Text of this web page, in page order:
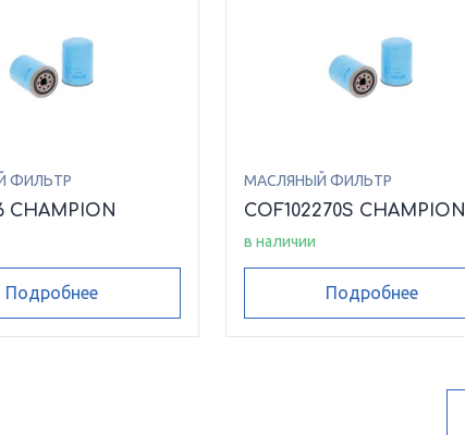
ФИЛЬТР
CHAMPION
Подробнее
МАСЛЯНЫЙ ФИЛЬТР
COF102270S CHAMPION
в наличии
Подробнее